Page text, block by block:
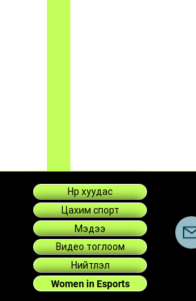
Нүүр хуудас
Цахим спорт
Мэдээ
Видео тоглоом
Нийтлэл
Women in Esports